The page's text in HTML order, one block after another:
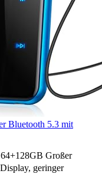
Bluetooth 5.3 mit
Großer
geringer